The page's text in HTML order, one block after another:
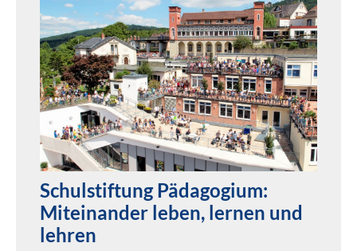
Schulstiftung Pädagogium:
Miteinander leben, lernen und
lehren